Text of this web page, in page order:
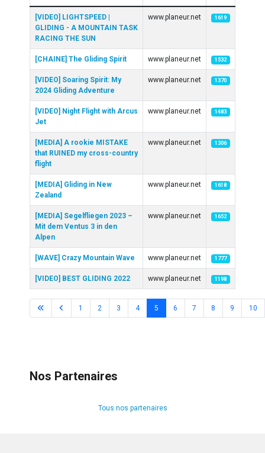
[VIDEO] LIGHTSPEED |
GLIDING - A MOUNTAIN TASK
RACING THE SUN
www.planeur.net 1619
[CHAINE] The Gliding Spirit www.planeur.net 1532
[VIDEO] Soaring Spirit: My
2024 Gliding Adventure
www.planeur.net 1370
[VIDEO] Night Flight with Arcus
Jet
www.planeur.net 1483
[MEDIA] A rookie MISTAKE
that RUINED my cross-country
flight
www.planeur.net 1306
[MEDIA] Gliding in New
Zealand
www.planeur.net 1618
[MEDIA] Segelfliegen 2023 –
Mit dem Ventus 3 in den
Alpen
www.planeur.net 1652
[WAVE] Crazy Mountain Wave www.planeur.net 1777
[VIDEO] BEST GLIDING 2022 www.planeur.net 1198
Page 5 sur 70
1 2 3 4 5 6 7 8 9 10
Nos Partenaires
Tous nos partenaires